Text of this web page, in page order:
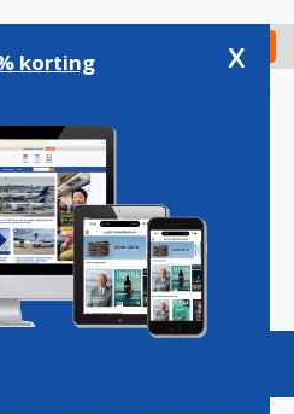
Check in
Vacatures
korting x